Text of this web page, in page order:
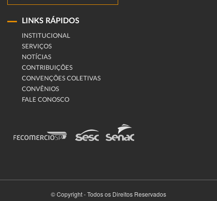
LINKS RÁPIDOS
INSTITUCIONAL
SERVIÇOS
NOTÍCIAS
CONTRIBUIÇÕES
CONVENÇÕES COLETIVAS
CONVÊNIOS
FALE CONOSCO
© Copyright - Todos os Direitos Reservados